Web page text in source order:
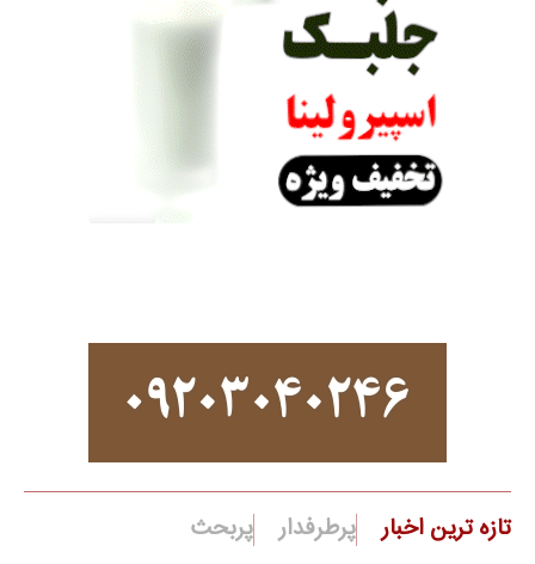
تازه ترین اخبار پرطرفدار پربحث